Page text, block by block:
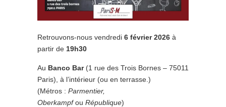
Retrouvons-nous vendredi 6 février 2026 à
partir de 19h30
Au Banco Bar(1 rue des Trois Bornes – 75011
Paris), à l’intérieur (ou en terrasse.)
(Métros : Parmentier,
Oberkampfou République)